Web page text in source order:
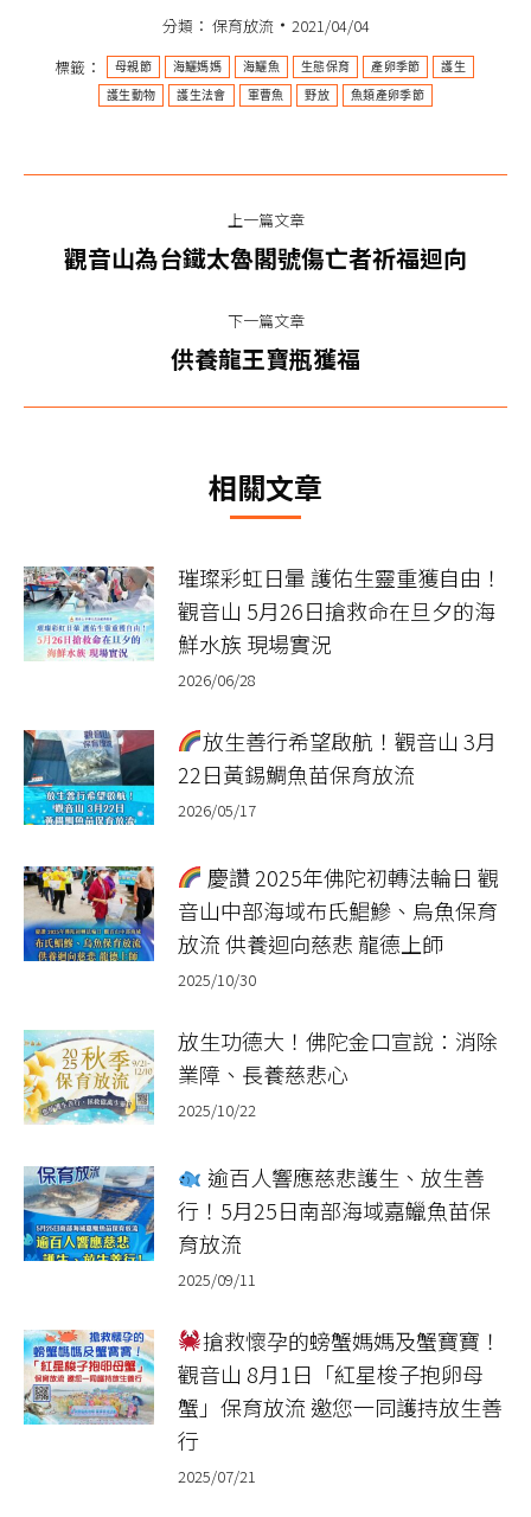
分類： 保育放流
2021/04/04
標籤：
母親節 海鱺媽媽 海鱺魚 生態保育 產卵季節 護生
護生動物 護生法會 軍曹魚 野放 魚類產卵季節
上一篇文章
上
篇
文
觀音山為台鐵太魯閣號傷亡者祈福迴向
下一篇文章
下
章：
供養龍王寶瓶獲福
相關文章
璀璨彩虹日暈 護佑生靈重獲自由！
觀音山 5月26日搶救命在旦夕的海
鮮水族 現場實況
2026/06/28
放生善行希望啟航！觀音山 3月
22日黃錫鯛魚苗保育放流
2026/05/17
慶讚 2025年佛陀初轉法輪日 觀
音山中部海域布氏鯧鰺、烏魚保育
放流 供養迴向慈悲 龍德上師
2025/10/30
放生功德大！佛陀金口宣說：消除
業障、長養慈悲心
2025/10/22
逾百人響應慈悲護生、放生善
行！5月25日南部海域嘉鱲魚苗保
育放流
2025/09/11
搶救懷孕的螃蟹媽媽及蟹寶寶！
觀音山 8月1日「紅星梭子抱卵母
蟹」保育放流 邀您一同護持放生善
行
2025/07/21